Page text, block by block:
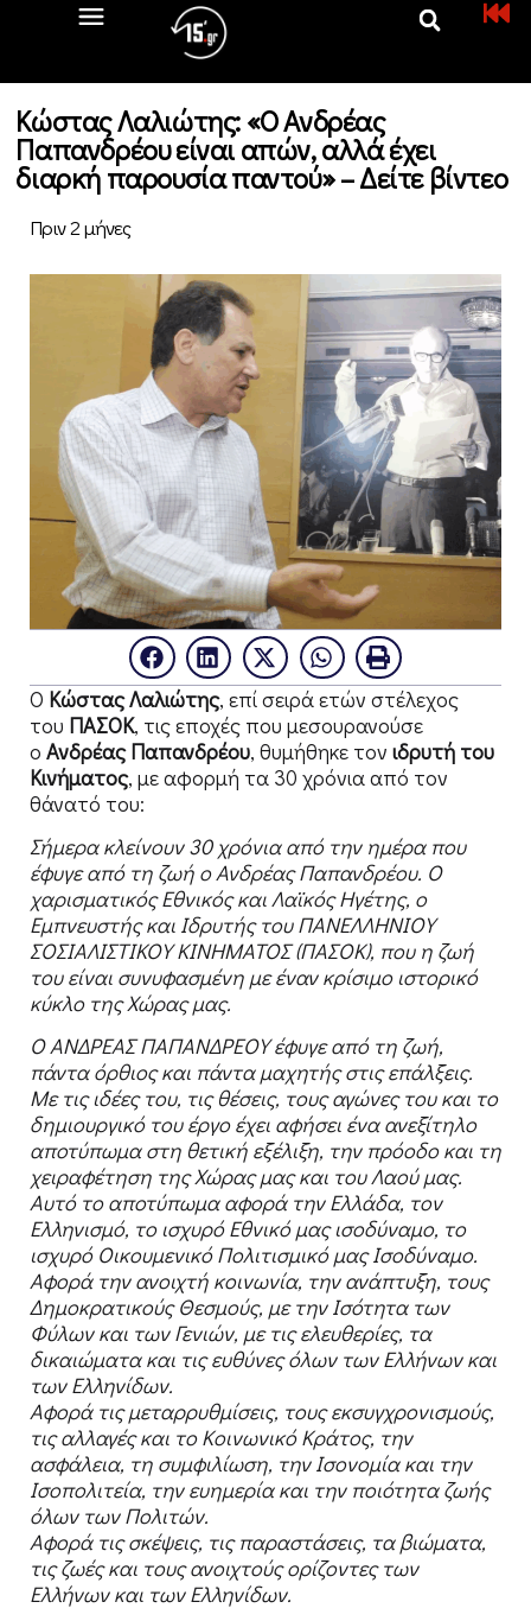
Κώστας Λαλιώτης: «Ο Ανδρέας
Παπανδρέου είναι απών, αλλά έχει
διαρκή παρουσία παντού» – Δείτε βίντεο
Πριν 2 μήνες
Ο Κώστας Λαλιώτης, επί σειρά ετών στέλεχος
του ΠΑΣΟΚ, τις εποχές που μεσουρανούσε
ο Ανδρέας Παπανδρέου, θυμήθηκε τον ιδρυτή του
Κινήματος, με αφορμή τα 30 χρόνια από τον
θάνατό του:
Σήμερα κλείνουν 30 χρόνια από την ημέρα που
έφυγε από τη ζωή ο Ανδρέας Παπανδρέου. Ο
χαρισματικός Εθνικός και Λαϊκός Ηγέτης, ο
Εμπνευστής και Ιδρυτής του ΠΑΝΕΛΛΗΝΙΟΥ
ΣΟΣΙΑΛΙΣΤΙΚΟΥ ΚΙΝΗΜΑΤΟΣ (ΠΑΣΟΚ), που η ζωή
του είναι συνυφασμένη με έναν κρίσιμο ιστορικό
κύκλο της Χώρας μας.
Ο ΑΝΔΡΕΑΣ ΠΑΠΑΝΔΡΕΟΥ έφυγε από τη ζωή,
πάντα όρθιος και πάντα μαχητής στις επάλξεις.
Με τις ιδέες του, τις θέσεις, τους αγώνες του και το
δημιουργικό του έργο έχει αφήσει ένα ανεξίτηλο
αποτύπωμα στη θετική εξέλιξη, την πρόοδο και τη
χειραφέτηση της Χώρας μας και του Λαού μας.
Αυτό το αποτύπωμα αφορά την Ελλάδα, τον
Ελληνισμό, το ισχυρό Εθνικό μας ισοδύναμο, το
ισχυρό Οικουμενικό Πολιτισμικό μας Ισοδύναμο.
Αφορά την ανοιχτή κοινωνία, την ανάπτυξη, τους
Δημοκρατικούς Θεσμούς, με την Ισότητα των
Φύλων και των Γενιών, με τις ελευθερίες, τα
δικαιώματα και τις ευθύνες όλων των Ελλήνων και
των Ελληνίδων.
Αφορά τις μεταρρυθμίσεις, τους εκσυγχρονισμούς,
τις αλλαγές και το Κοινωνικό Κράτος, την
ασφάλεια, τη συμφιλίωση, την Ισονομία και την
Ισοπολιτεία, την ευημερία και την ποιότητα ζωής
όλων των Πολιτών.
Αφορά τις σκέψεις, τις παραστάσεις, τα βιώματα,
τις ζωές και τους ανοιχτούς ορίζοντες των
Ελλήνων και των Ελληνίδων.